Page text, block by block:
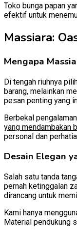
Toko bunga papan
efektif untuk
Massiara:
Mengapa
Di tengah riuhnya
barang, melainkan
pesan penting yang
Berbekal
yang mendambakan
personal dan
Desain Elegan
Salah satu tanda
pernah ketinggalan
dirancang untuk
Kami hanya
Material pendukung